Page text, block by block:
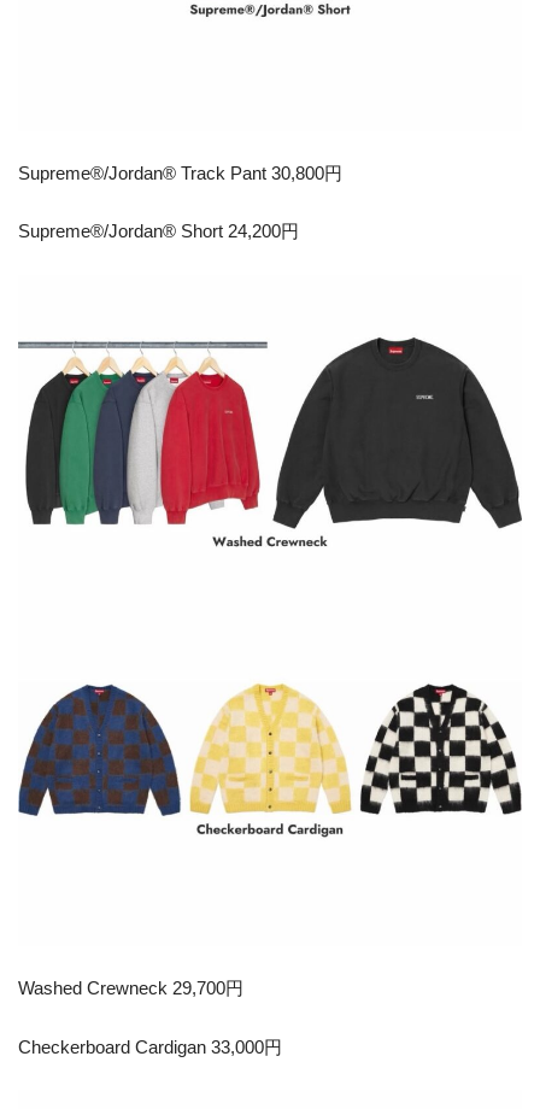
Supreme®/Jordan® Track Pant 30,800円
Supreme®/Jordan® Short 24,200円
Washed Crewneck 29,700円
Checkerboard Cardigan 33,000円